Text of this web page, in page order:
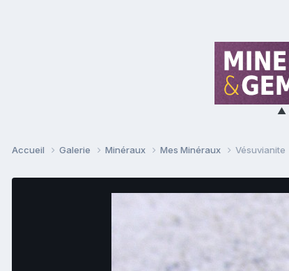
▲
Accueil Galerie Minéraux Mes Minéraux Vésuvianite